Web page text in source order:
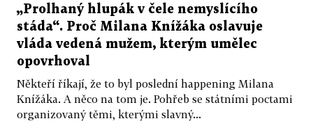
„Prolhaný hlupák v čele nemyslícího
stáda“. Proč Milana Knížáka oslavuje
vláda vedená mužem, kterým umělec
opovrhoval
Někteří říkají, že to byl poslední happening Milana
Knížáka. A něco na tom je. Pohřeb se státními poctami
organizovaný těmi, kterými slavný...